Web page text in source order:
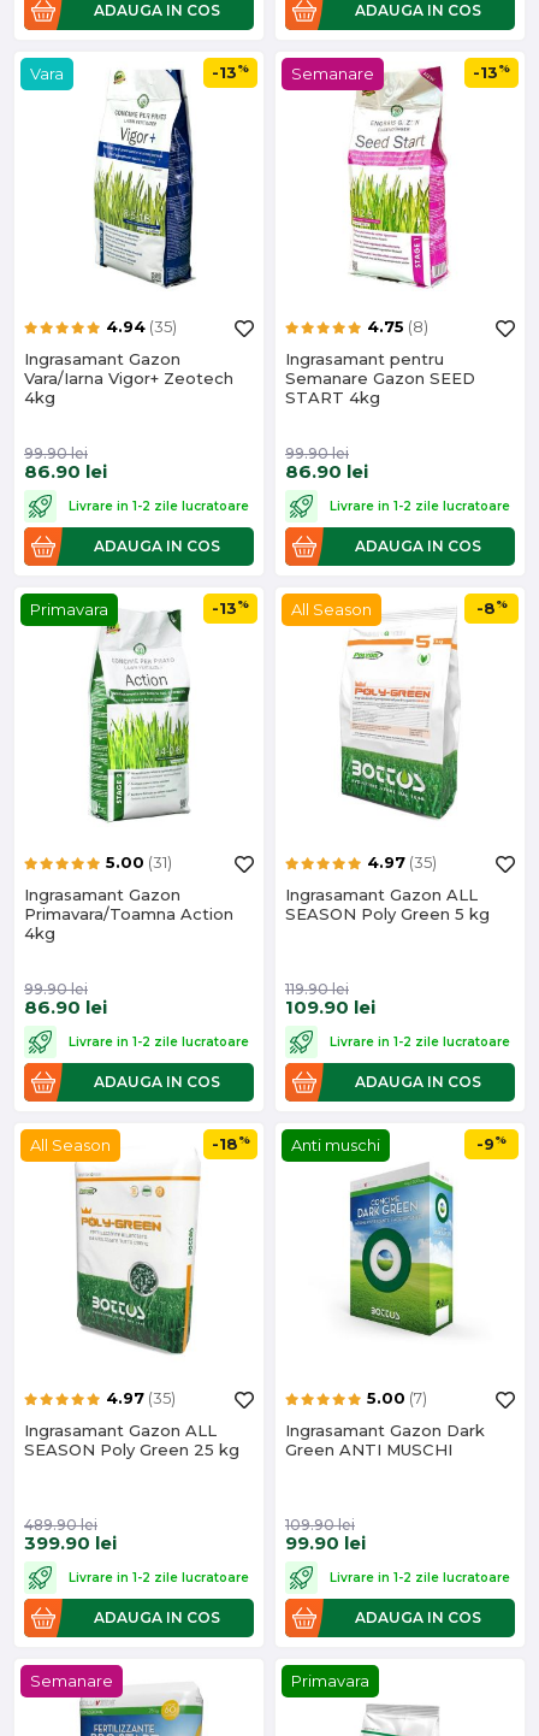
ADAUGA IN COS ADAUGA IN COS
-13%
Vara
4.94 (35)
Ingrasamant Gazon
Vara/Iarna Vigor+ Zeotech
4kg
86.90 lei
99.90 lei
Livrare in 1-2 zile lucratoare
ADAUGA IN COS
-13%
Semanare
4.75 (8)
Ingrasamant pentru
Semanare Gazon SEED
START 4kg
86.90 lei
99.90 lei
Livrare in 1-2 zile lucratoare
ADAUGA IN COS
-13%
Primavara
5.00 (31)
Ingrasamant Gazon
Primavara/Toamna Action
4kg
86.90 lei
99.90 lei
Livrare in 1-2 zile lucratoare
ADAUGA IN COS
-8%
All Season
4.97 (35)
Ingrasamant Gazon ALL
SEASON Poly Green 5 kg
109.90 lei
119.90 lei
Livrare in 1-2 zile lucratoare
ADAUGA IN COS
-18%
All Season
4.97 (35)
Ingrasamant Gazon ALL
SEASON Poly Green 25 kg
399.90 lei
489.90 lei
Livrare in 1-2 zile lucratoare
ADAUGA IN COS
-9%
Anti muschi
5.00 (7)
Ingrasamant Gazon Dark
Green ANTI MUSCHI
99.90 lei
109.90 lei
Livrare in 1-2 zile lucratoare
ADAUGA IN COS
Semanare Primavara